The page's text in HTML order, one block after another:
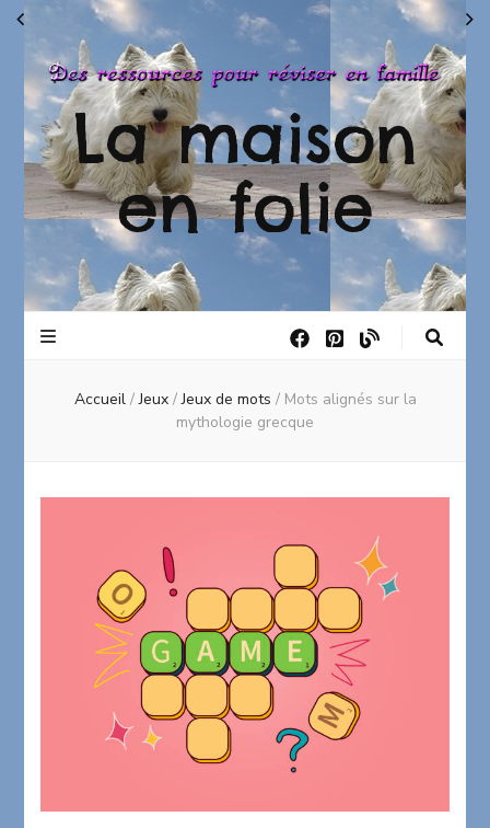
La maison
en folie
Accueil / Jeux / Jeux de mots / Mots alignés sur la
mythologie grecque